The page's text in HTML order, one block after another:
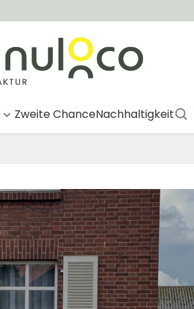
Zweite ChanceNachhaltigkeit